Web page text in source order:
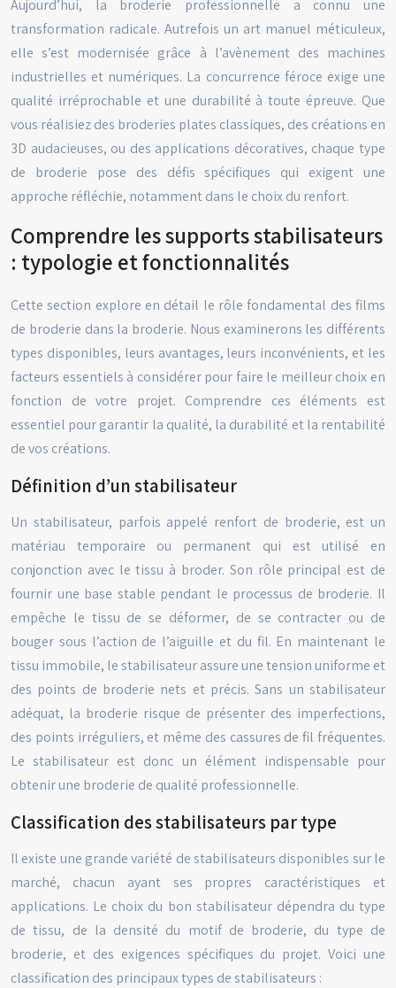
Aujourd’hui, la broderie professionnelle a connu une
transformation radicale. Autrefois un art manuel méticuleux,
elle s’est modernisée grâce à l’avènement des machines
industrielles et numériques. La concurrence féroce exige une
qualité irréprochable et une durabilité à toute épreuve. Que
vous réalisiez des broderies plates classiques, des créations en
3D audacieuses, ou des applications décoratives, chaque type
de broderie pose des défis spécifiques qui exigent une
approche réfléchie, notamment dans le choix du renfort.
Comprendre les supports stabilisateurs
: typologie et fonctionnalités
Cette section explore en détail le rôle fondamental des films
de broderie dans la broderie. Nous examinerons les différents
types disponibles, leurs avantages, leurs inconvénients, et les
facteurs essentiels à considérer pour faire le meilleur choix en
fonction de votre projet. Comprendre ces éléments est
essentiel pour garantir la qualité, la durabilité et la rentabilité
de vos créations.
Définition d’un stabilisateur
Un stabilisateur, parfois appelé renfort de broderie, est un
matériau temporaire ou permanent qui est utilisé en
conjonction avec le tissu à broder. Son rôle principal est de
fournir une base stable pendant le processus de broderie. Il
empêche le tissu de se déformer, de se contracter ou de
bouger sous l’action de l’aiguille et du fil. En maintenant le
tissu immobile, le stabilisateur assure une tension uniforme et
des points de broderie nets et précis. Sans un stabilisateur
adéquat, la broderie risque de présenter des imperfections,
des points irréguliers, et même des cassures de fil fréquentes.
Le stabilisateur est donc un élément indispensable pour
obtenir une broderie de qualité professionnelle.
Classification des stabilisateurs par type
Il existe une grande variété de stabilisateurs disponibles sur le
marché, chacun ayant ses propres caractéristiques et
applications. Le choix du bon stabilisateur dépendra du type
de tissu, de la densité du motif de broderie, du type de
broderie, et des exigences spécifiques du projet. Voici une
classification des principaux types de stabilisateurs :